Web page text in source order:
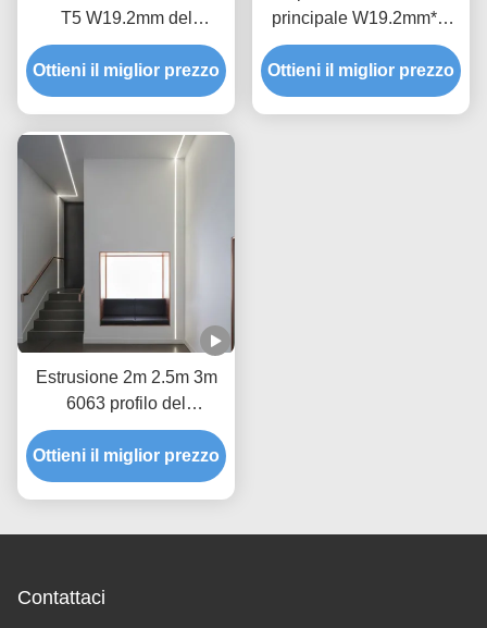
T5 W19.2mm del
pavimento della lega di
alluminio 8mm LED
Ottieni il miglior prezzo
principale W19.2mm*H
d'argento 8mm all'interno
di 8mm ha condotto la
striscia per la luce di
Ottieni il miglior prezzo
Estrusione 2m 2.5m 3m
6063 profilo del
pavimento di T5
W27.5mm LED
Ottieni il miglior prezzo
Contattaci